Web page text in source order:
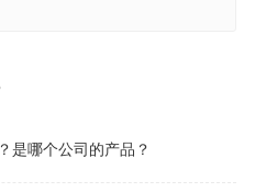
是哪个公司的产品？